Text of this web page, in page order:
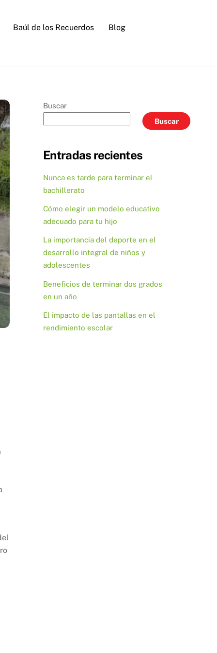
Baúl de los Recuerdos Blog
Buscar
Buscar
Entradas recientes
Nunca es tarde para terminar el
bachillerato
Cómo elegir un modelo educativo
adecuado para tu hijo
La importancia del deporte en el
desarrollo integral de niños y
adolescentes
Beneficios de terminar dos grados
en un año
El impacto de las pantallas en el
rendimiento escolar